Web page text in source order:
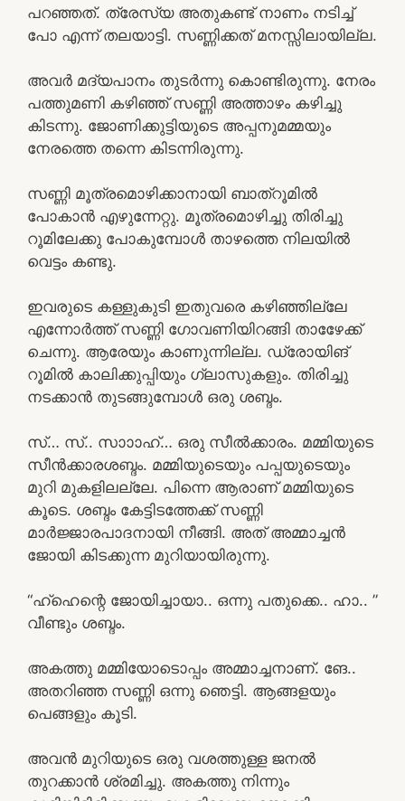
പറഞ്ഞത്. ത്രേസ്യ അതുകണ്ട് നാണം നടിച്ച്
പോ എന്ന് തലയാട്ടി. സണ്ണിക്കത് മനസ്സിലായില്ല.
അവർ മദ്യപാനം തുടർന്നു കൊണ്ടിരുന്നു. നേരം
പത്തുമണി കഴിഞ്ഞ് സണ്ണി അത്താഴം കഴിച്ചു
കിടന്നു. ജോണിക്കുട്ടിയുടെ അപ്പനുമമ്മയും
നേരത്തെ തന്നെ കിടന്നിരുന്നു.
സണ്ണി മൂത്രമൊഴിക്കാനായി ബാത്റൂമിൽ
പോകാൻ എഴുന്നേറ്റു. മൂത്രമൊഴിച്ചു തിരിച്ചു
റൂമിലേക്കു പോകുമ്പോൾ താഴത്തെ നിലയിൽ
വെട്ടം കണ്ടു.
ഇവരുടെ കള്ളുകുടി ഇതുവരെ കഴിഞ്ഞില്ലേ
എന്നോർത്ത് സണ്ണി ഗോവണിയിറങ്ങി താഴേേക്ക്
ചെന്നു. ആരേയും കാണുന്നില്ല. ഡ്രോയിങ്
റൂമിൽ കാലിക്കുപ്പിയും ഗ്ലാസുകളും. തിരിച്ചു
നടക്കാൻ തുടങ്ങുമ്പോൾ ഒരു ശബ്ദം.
സ്… സ്.. സാാാഹ്… ഒരു സീൽക്കാരം. മമ്മിയുടെ
സീൻക്കാരശബ്ദം. മമ്മിയുടെയും പപ്പയുടെയും
മുറി മുകളിലല്ലേ. പിന്നെ ആരാണ് മമ്മിയുടെ
കൂടെ. ശബ്ദം കേട്ടിടത്തേക്ക് സണ്ണി
മാർജ്ജാരപാദനായി നീങ്ങി. അത് അമ്മാച്ചൻ
ജോയി കിടക്കുന്ന മുറിയായിരുന്നു.
“ഹ്ഹെന്റെ ജോയിച്ചായാ.. ഒന്നു പതുക്കെ.. ഹാ.. ”
വീണ്ടും ശബ്ദം.
അകത്തു മമ്മിയോടൊപ്പം അമ്മാച്ചനാണ്. ങേ..
അതറിഞ്ഞ സണ്ണി ഒന്നു ഞെട്ടി. ആങ്ങളയും
പെങ്ങളും കൂടി.
അവൻ മുറിയുടെ ഒരു വശത്തുള്ള ജനൽ
തുറക്കാൻ ശ്രമിച്ചു. അകത്തു നിന്നും